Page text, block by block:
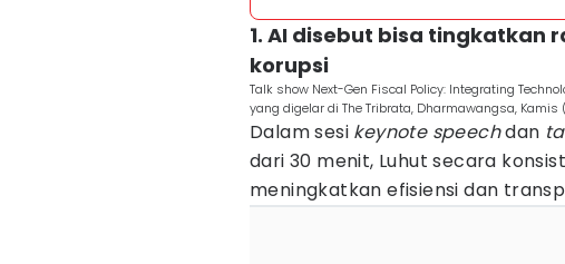
1. AI disebut bisa tingkatkan
korupsi
Talk show Next-Gen Fiscal Policy: Integrating
yang digelar di The Tribrata, Dharmawangsa,
Dalam sesi keynote speechdan
dari 30 menit, Luhut secara
meningkatkan efisiensi dan